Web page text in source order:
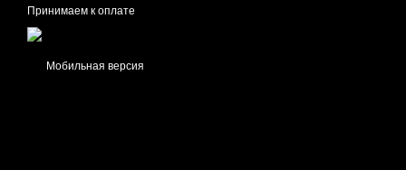
Принимаем к оплате
Мобильная версия